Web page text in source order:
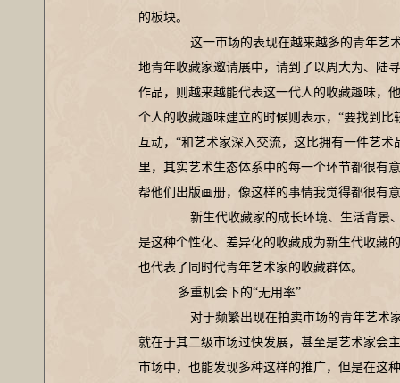
的板块。
这一市场的表现在越来越多的青年艺术
地青年收藏家邀请展中，请到了以周大为、陆
作品，则越来越能代表这一代人的收藏趣味，
个人的收藏趣味建立的时候则表示，“要找到
互动，“和艺术家深入交流，这比拥有一件艺
里，其实艺术生态体系中的每一个环节都很有
帮他们出版画册，像这样的事情我觉得都很有
新生代收藏家的成长环境、生活背景、
是这种个性化、差异化的收藏成为新生代收藏
也代表了同时代青年艺术家的收藏群体。
多重机会下的“无用率”
对于频繁出现在拍卖市场的青年艺术家
就在于其二级市场过快发展，甚至是艺术家会
市场中，也能发现多种这样的推广，但是在这